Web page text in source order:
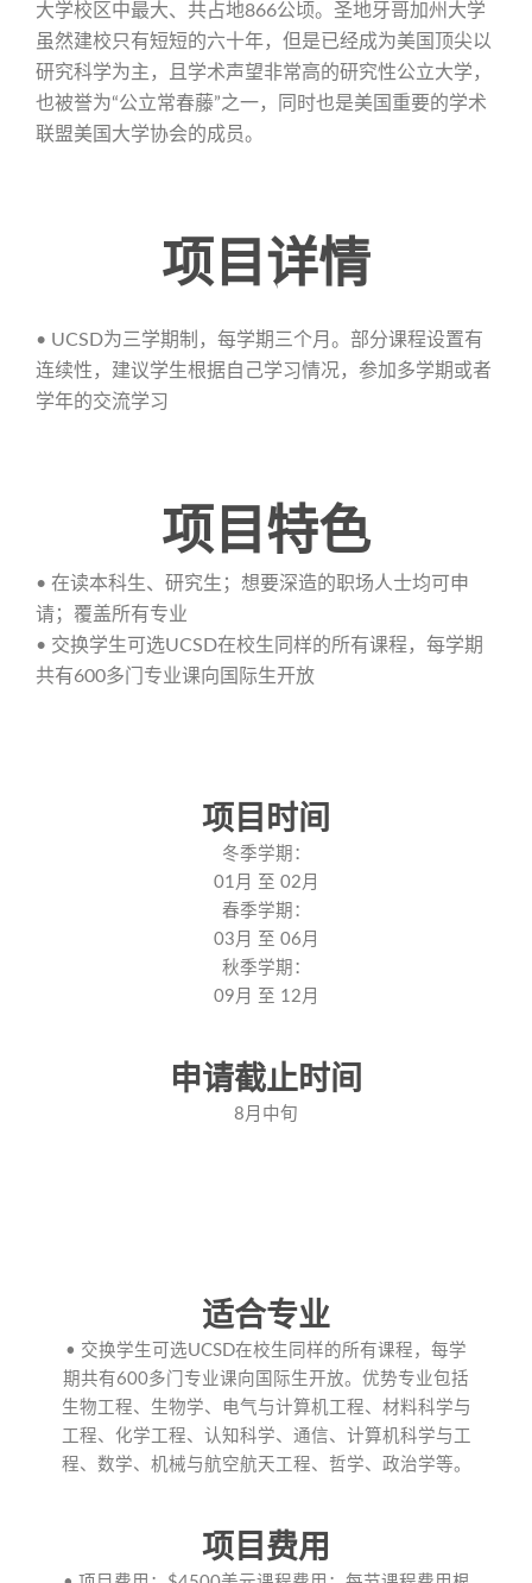
大学校区中最大、共占地866公顷。圣地牙哥加州大学
虽然建校只有短短的六十年，但是已经成为美国顶尖以
研究科学为主，且学术声望非常高的研究性公立大学，
也被誉为“公立常春藤”之一，同时也是美国重要的学术
联盟美国大学协会的成员。
项目详情
• UCSD为三学期制，每学期三个月。部分课程设置有
连续性，建议学生根据自己学习情况，参加多学期或者
学年的交流学习
项目特色
• 在读本科生、研究生；想要深造的职场人士均可申
请；覆盖所有专业
• 交换学生可选UCSD在校生同样的所有课程，每学期
共有600多门专业课向国际生开放
项目时间
冬季学期：
01月 至 02月
春季学期：
03月 至 06月
秋季学期：
09月 至 12月
申请截止时间
8月中旬
适合专业
• 交换学生可选UCSD在校生同样的所有课程，每学
期共有600多门专业课向国际生开放。优势专业包括
生物工程、生物学、电气与计算机工程、材料科学与
工程、化学工程、认知科学、通信、计算机科学与工
程、数学、机械与航空航天工程、哲学、政治学等。
项目费用